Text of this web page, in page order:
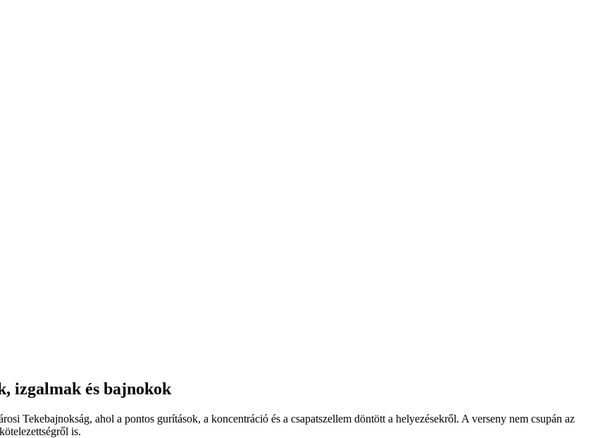
izgalmak és bajnokok
Tekebajnokság, ahol a pontos gurítások, a koncentráció és a csapatszellem döntött a helyezésekről. A verseny nem csupán az
is.